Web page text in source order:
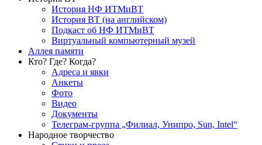
История НФ ИТМиВТ
История ВТ (на английском)
Подкаст об НФ ИТМиВТ
Виртуальный компьютерный музей
Аллея памяти
Кто? Где? Когда?
Адреса и явки
Анкеты
Фото
Видео
Документы
Телеграм-группа „Филиал, Унипро, Sun, Intel“
Народное творчество